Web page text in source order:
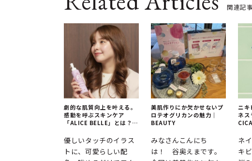
関連記事
劇的な肌質向上を叶える。
感動を呼ぶスキンケア
「ALICE BELLE」とは？｜
優しいタッチのイラス
トに、可愛らしい配
美肌作りにか欠かせないプ
ロテオグリカンの魅力｜
BEAUTY
みなさんこんにち
は！ 谷奥えまです。
ニキ
ネス
ネ
キ